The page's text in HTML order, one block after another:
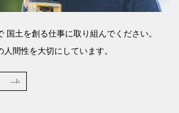
国土を創る仕事に取り組んでください。
間性を大切にしています。